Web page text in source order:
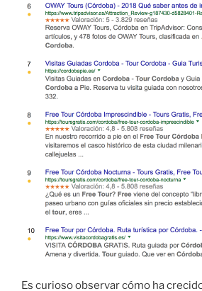
Es curioso observar cómo ha